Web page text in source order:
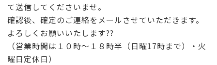
て送信してくださいませ。
確認後、確定のご連絡をメールさせていただきます。
よろしくお願いいたします??
（営業時間は１０時～１８時半（日曜17時まで）・火
曜日定休日）